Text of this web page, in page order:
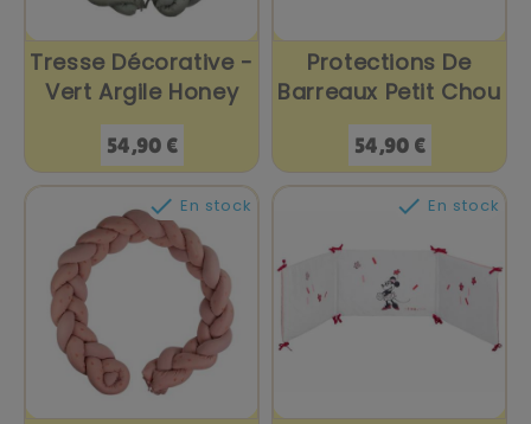
Tresse Décorative -
Vert Argile Honey
Prix
54,90 €
Protections De
Barreaux Petit Chou
Prix
54,90 €
 En stock  En stock